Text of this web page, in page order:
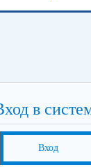
в
Вход